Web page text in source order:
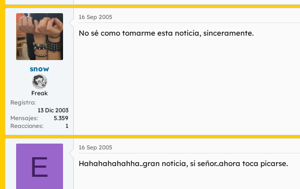
snow
Freak
Registro
13 Dic 2003
Mensajes
5.359
Reacciones
1
16 Sep 2005
No sé como tomarme esta noticia, sinceramente.
E
16 Sep 2005
Hahahahahahha..gran noticia, si señor..ahora toca picarse.